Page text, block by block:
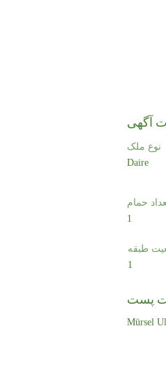
آگهی
نوع ملک
Daire
حمام
1
طبقه
1
پست
Mürsel